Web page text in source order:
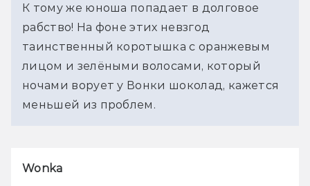
К тому же юноша попадает в долговое
рабство! На фоне этих невзгод
таинственный коротышка с оранжевым
лицом и зелёными волосами, который
ночами ворует у Вонки шоколад, кажется
меньшей из проблем.
Wonka